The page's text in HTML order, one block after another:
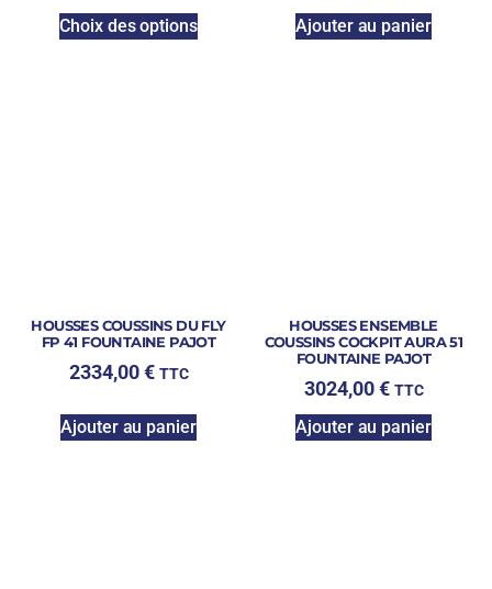
Choix des options Ajouter au panier
HOUSSES COUSSINS DU FLY
FP 41 FOUNTAINE PAJOT
2334,00€ TTC
Ajouter au panier
HOUSSES ENSEMBLE
COUSSINS COCKPIT AURA 51
FOUNTAINE PAJOT
3024,00€ TTC
Ajouter au panier